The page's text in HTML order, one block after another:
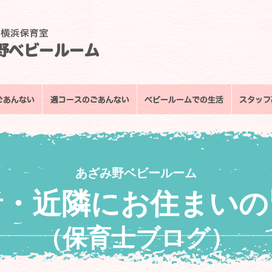
あざみ野ベビールーム
近隣にお住まい
（保育士ブログ）